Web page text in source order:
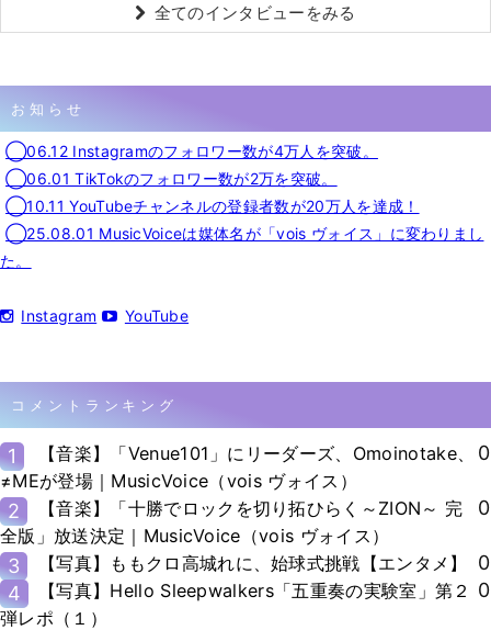
全てのインタビューをみる
お知らせ
◯06.12 Instagramのフォロワー数が4万人を突破。
◯06.01 TikTokのフォロワー数が2万を突破。
◯10.11 YouTubeチャンネルの登録者数が20万人を達成！
◯25.08.01 MusicVoiceは媒体名が「vois ヴォイス」に変わりまし
た。
Instagram YouTube
コメントランキング
1
【音楽】「Venue101」にリーダーズ、Omoinotake、
≠MEが登場｜MusicVoice（vois ヴォイス）
0
2
【音楽】「十勝でロックを切り拓ひらく～ZION～ 完
全版」放送決定｜MusicVoice（vois ヴォイス）
0
3 【写真】ももクロ高城れに、始球式挑戦【エンタメ】
0
4
【写真】Hello Sleepwalkers「五重奏の実験室」第２
弾レポ（１）
0